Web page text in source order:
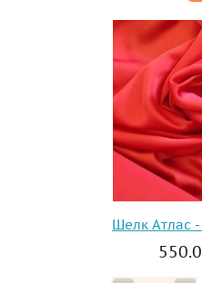
Шелк Атлас